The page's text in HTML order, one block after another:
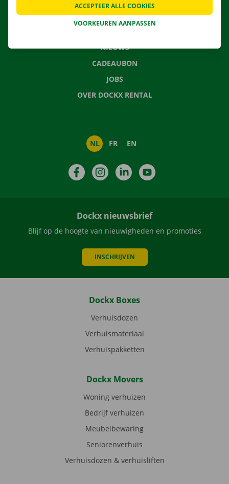
CONTACTEER ONS
NIEUWS
CADEAUBON
JOBS
OVER DOCKX RENTAL
NL FR EN
FacebookInstagramLinkedIn
Dockx nieuwsbrief
Blijf op de hoogte van nieuwigheden en promoties
INSCHRIJVEN
Dockx Boxes
Verhuisdozen
Verhuismateriaal
Verhuispakketten
Dockx Movers
Woning verhuizen
Bedrijf verhuizen
Meubelbewaring
Seniorenverhuis
Verhuisdozen & verhuisliften
VOORKEUREN AANPASSEN
ACCEPTEER ALLE COOKIES